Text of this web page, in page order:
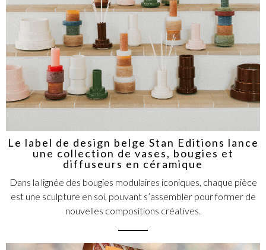
Le label de design belge Stan Editions lance
une collection de vases, bougies et
diffuseurs en céramique
Dans la lignée des bougies modulaires iconiques, chaque pièce
est une sculpture en soi, pouvant s’assembler pour former de
nouvelles compositions créatives.